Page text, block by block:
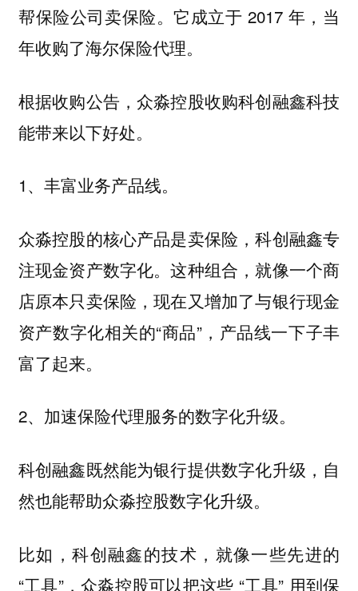
帮保险公司卖保险。它成立于 2017 年，当
年收购了海尔保险代理。
根据收购公告，众淼控股收购科创融鑫科技
能带来以下好处。
1、丰富业务产品线。
众淼控股的核心产品是卖保险，科创融鑫专
注现金资产数字化。这种组合，就像一个商
店原本只卖保险，现在又增加了与银行现金
资产数字化相关的“商品”，产品线一下子丰
富了起来。
2、加速保险代理服务的数字化升级。
科创融鑫既然能为银行提供数字化升级，自
然也能帮助众淼控股数字化升级。
比如，科创融鑫的技术，就像一些先进的
“工具”，众淼控股可以把这些 “工具” 用到保